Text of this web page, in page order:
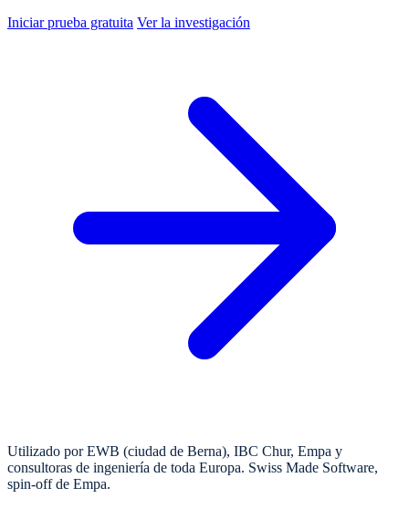
Iniciar prueba gratuita Ver la investigación
Utilizado por EWB (ciudad de Berna), IBC Chur, Empa y
consultoras de ingeniería de toda Europa. Swiss Made Software,
spin-off de Empa.